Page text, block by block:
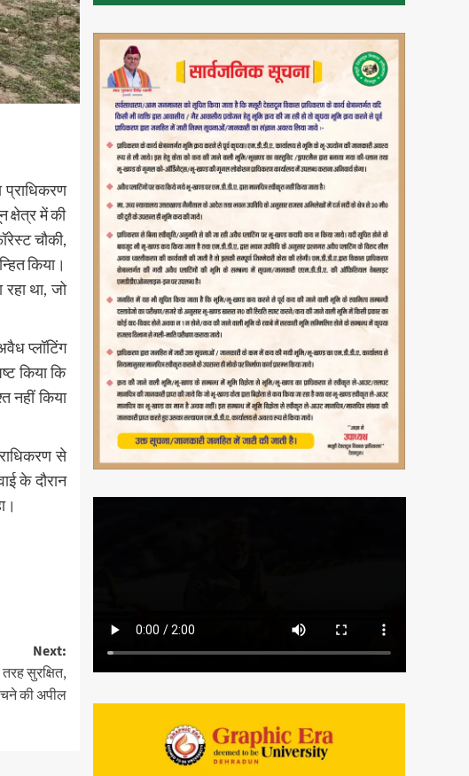
प्राधिकरण
क्षेत्र में की
चौकी,
किया।
रहा था, जो
प्लॉटिंग
किया कि
नहीं किया
से
के दौरान
Next:
सुरक्षित,
की अपील